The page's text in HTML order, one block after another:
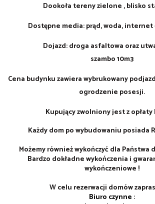
Dookoła tereny zielone , blisko
Dostępne media: prąd, woda, internet
Dojazd: droga asfaltowa oraz
szambo 10m3
Cena budynku zawiera wybrukowany
ogrodzenie posesji.
Kupujący zwolniony jest z opłaty
Każdy dom po wybudowaniu posiada
Możemy również wykończyć dla Państwa
Bardzo dokładne wykończenia i
wykończeniowe !
W celu rezerwacji domów
Biuro czynne :